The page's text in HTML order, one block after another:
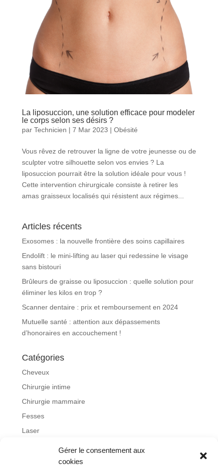
Gérer le consentement aux
cookies
La liposuccion, une solution efficace pour modeler
le corps selon ses désirs ?
par Technicien | 7 Mar 2023 | Obésité
Vous rêvez de retrouver la ligne de votre jeunesse ou de
sculpter votre silhouette selon vos envies ? La
liposuccion pourrait être la solution idéale pour vous !
Cette intervention chirurgicale consiste à retirer les
amas graisseux localisés qui résistent aux régimes...
Articles récents
Exosomes : la nouvelle frontière des soins capillaires
Endolift : le mini-lifting au laser qui redessine le visage
sans bistouri
Brûleurs de graisse ou liposuccion : quelle solution pour
éliminer les kilos en trop ?
Scanner dentaire : prix et remboursement en 2024
Mutuelle santé : attention aux dépassements
d’honoraires en accouchement !
Catégories
Cheveux
Chirurgie intime
Chirurgie mammaire
Fesses
Laser